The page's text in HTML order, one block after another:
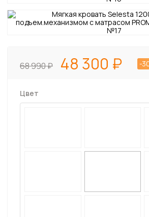
68 990 48 300 -
Цвет